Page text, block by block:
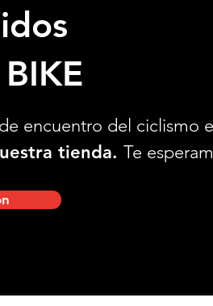
encuentro del ciclismo
tienda. Te